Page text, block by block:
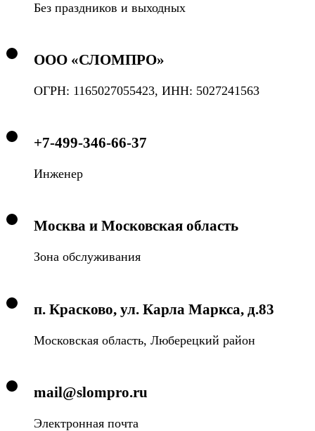
Без праздников и выходных
ООО «СЛОМПРО»
ОГРН: 1165027055423, ИНН: 5027241563
+7-499-346-66-37
Инженер
Москва и Московская область
Зона обслуживания
п. Красково, ул. Карла Маркса, д.83
Московская область, Люберецкий район
mail@slompro.ru
Электронная почта